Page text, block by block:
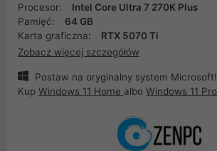
Procesor:
Intel Core Ultra 7 270K Plus
Pamięć:
64 GB
Karta graficzna:
RTX 5070 Ti
Zobacz więcej szczegółów
Postaw na oryginalny system Microsoft!
Kup Windows 11 Home albo Windows 11 Pro